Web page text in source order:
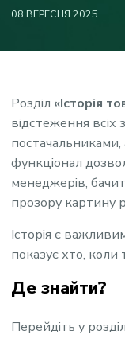
08 ВЕРЕСНЯ 2025
Розділ «Історія
відстеження всіх
функціонал
менеджерів,
прозору картину
Історія є
показує хто, коли
Де знайти?
Перейдіть у розділ